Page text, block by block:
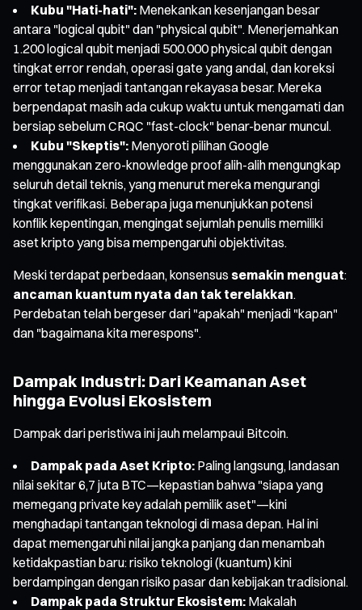
Kubu "Hati-hati": Menekankan kesenjangan besar
antara "logical qubit" dan "physical qubit". Menerjemahkan
1.200 logical qubit menjadi 500.000 physical qubit dengan
tingkat error rendah, operasi gate yang andal, dan koreksi
error tetap menjadi tantangan rekayasa besar. Mereka
berpendapat masih ada cukup waktu untuk mengamati dan
bersiap sebelum CRQC "fast-clock" benar-benar muncul.
Kubu "Skeptis": Menyoroti pilihan Google
menggunakan zero-knowledge proof alih-alih mengungkap
seluruh detail teknis, yang menurut mereka mengurangi
tingkat verifikasi. Beberapa juga menunjukkan potensi
konflik kepentingan, mengingat sejumlah penulis memiliki
aset kripto yang bisa mempengaruhi objektivitas.
Meski terdapat perbedaan, konsensus semakin menguat:
ancaman kuantum nyata dan tak terelakkan.
Perdebatan telah bergeser dari "apakah" menjadi "kapan"
dan "bagaimana kita merespons".
Dampak Industri: Dari Keamanan Aset
hingga Evolusi Ekosistem
Dampak dari peristiwa ini jauh melampaui Bitcoin.
Dampak pada Aset Kripto: Paling langsung, landasan
nilai sekitar 6,7 juta BTC—kepastian bahwa "siapa yang
memegang private key adalah pemilik aset"—kini
menghadapi tantangan teknologi di masa depan. Hal ini
dapat memengaruhi nilai jangka panjang dan menambah
ketidakpastian baru: risiko teknologi (kuantum) kini
berdampingan dengan risiko pasar dan kebijakan tradisional.
Dampak pada Struktur Ekosistem: Makalah